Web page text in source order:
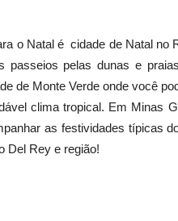
o Natal é cidade de Natal no
passeios pelas dunas e
de Monte Verde onde você
clima tropical. Em Minas
as festividades típicas
Del Rey e região!